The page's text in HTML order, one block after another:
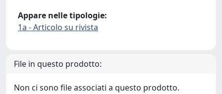
Appare nelle tipologie:
1a - Articolo su rivista
File in questo prodotto:
Non ci sono file associati a questo prodotto.